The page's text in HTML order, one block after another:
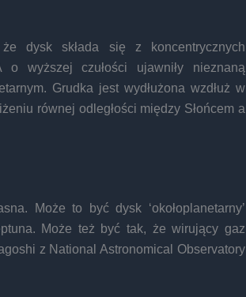
że dysk składa się z koncentrycznych
wyższej czułości ujawniły nieznaną
Grudka jest wydłużona wzdłuż w
równej odległości między Słońcem a
Może to być dysk ‘okołoplanetarny’
Może też być tak, że wirujący gaz
z National Astronomical Observatory